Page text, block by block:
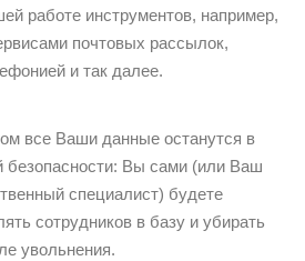
работе инструментов, например,
почтовых рассылок,
и так далее.
все Ваши данные останутся в
безопасности: Вы сами (или Ваш
специалист) будете
сотрудников в базу и убирать
увольнения.